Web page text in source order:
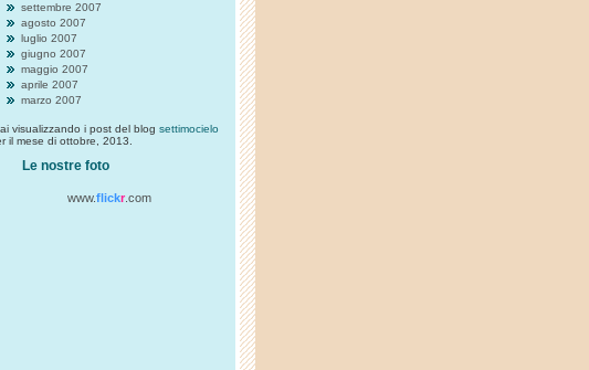
settembre 2007
agosto 2007
luglio 2007
giugno 2007
maggio 2007
aprile 2007
marzo 2007
visualizzando i post del blog settimocielo
il mese di ottobre, 2013.
Le nostre foto
www.flickr.com